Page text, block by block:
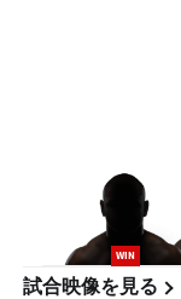
WIN
試合映像を見る